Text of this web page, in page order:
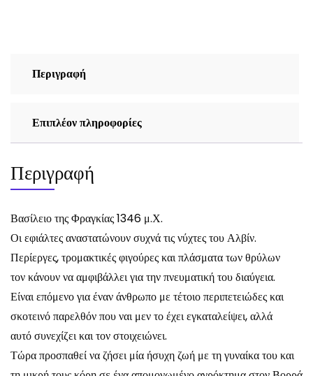
Περιγραφή
Επιπλέον πληροφορίες
Περιγραφή
Βασίλειο της Φραγκίας 1346 μ.Χ.
Οι εφιάλτες αναστατώνουν συχνά τις νύχτες του Αλβίν.
Περίεργες, τρομακτικές φιγούρες και πλάσματα των θρύλων
τον κάνουν να αμφιβάλλει για την πνευματική του διαύγεια.
Είναι επόμενο για έναν άνθρωπο με τέτοιο περιπετειώδες και
σκοτεινό παρελθόν που ναι μεν το έχει εγκαταλείψει, αλλά
αυτό συνεχίζει και τον στοιχειώνει.
Τώρα προσπαθεί να ζήσει μία ήσυχη ζωή με τη γυναίκα του και